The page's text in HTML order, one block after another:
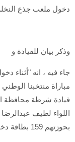
دخول ملعب جذع
وذكر بيان للقيادة و
جاء فيه ، انه "أثناء
مباراة منتخبنا
قيادة شرطة محافظة
اللواء لطيف
بحوزتهم 159 بطاقة دخول مزورة بالإضافة إلى مبالغ مالية".